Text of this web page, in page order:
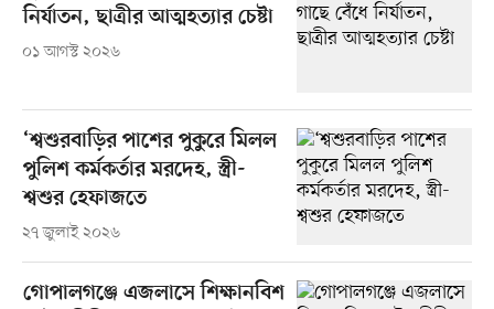
নির্যাতন, ছাত্রীর আত্মহত্যার চেষ্টা
০১ আগস্ট ২০২৬
‘শ্বশুরবাড়ির পাশের পুকুরে মিলল
পুলিশ কর্মকর্তার মরদেহ, স্ত্রী-
শ্বশুর হেফাজতে
২৭ জুলাই ২০২৬
গোপালগঞ্জে এজলাসে শিক্ষানবিশ